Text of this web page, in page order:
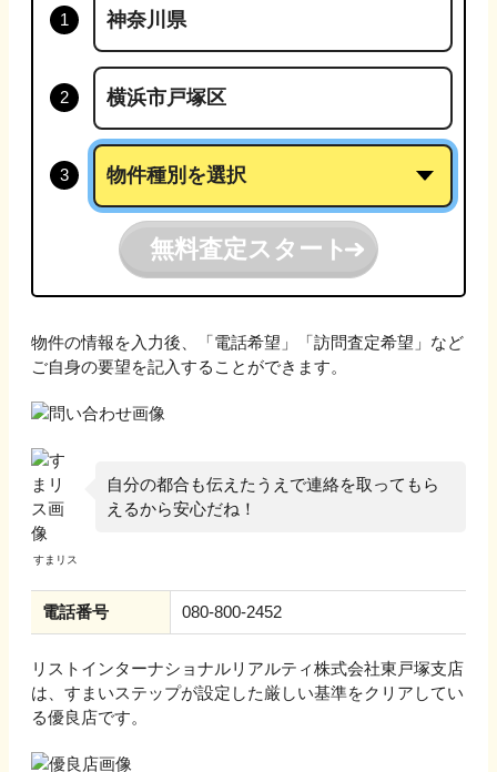
無料査定スタート
物件の情報を入力後、「電話希望」「訪問査定希望」など
ご自身の要望を記入することができます。
自分の都合も伝えたうえで連絡を取ってもら
えるから安心だね！
電話番号 080-800-2452
リストインターナショナルリアルティ株式会社東戸塚支店
は、すまいステップが設定した厳しい基準をクリアしてい
る優良店です。